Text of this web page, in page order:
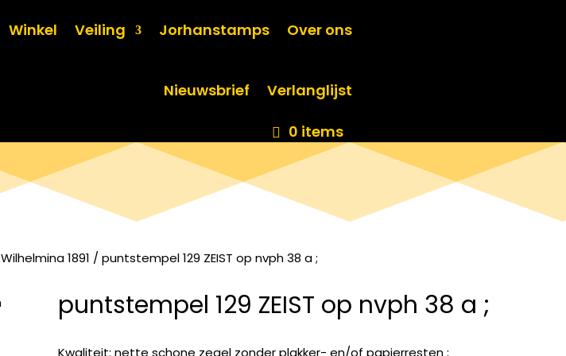
Winkel Veiling Jorhanstamps Over ons
Nieuwsbrief Verlanglijst
0 items
Wilhelmina 1891 / puntstempel 129 ZEIST op nvph 38 a ;
puntstempel 129 ZEIST op nvph 38 a ;